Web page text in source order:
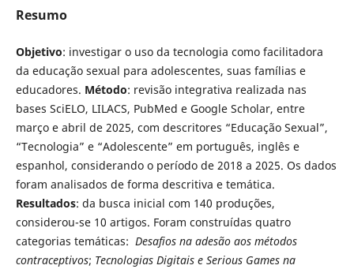
Resumo
Objetivo: investigar o uso da tecnologia como facilitadora
da educação sexual para adolescentes, suas famílias e
educadores. Método: revisão integrativa realizada nas
bases SciELO, LILACS, PubMed e Google Scholar, entre
março e abril de 2025, com descritores “Educação Sexual”,
“Tecnologia” e “Adolescente” em português, inglês e
espanhol, considerando o período de 2018 a 2025. Os dados
foram analisados de forma descritiva e temática.
Resultados: da busca inicial com 140 produções,
considerou-se 10 artigos. Foram construídas quatro
categorias temáticas: Desafios na adesão aos métodos
contraceptivos; Tecnologias Digitais e Serious Games na